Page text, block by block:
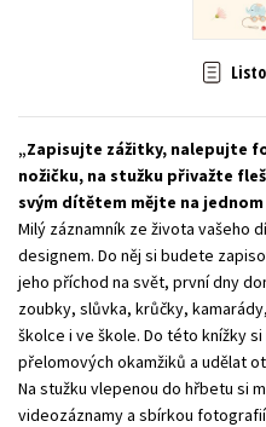
Technické vedy
Výchova a pedagogika
Zdravie
Zapisujte zážitky, nalepujte
nožičku, na stužku přivažte
svým dítětem mějte na
Milý záznamník ze života vašeho
designem. Do něj si budete
jeho příchod na svět, první dny
zoubky, slůvka, krůčky,
školce i ve škole. Do této knížky
přelomových okamžiků a udělat
Na stužku vlepenou do hřbetu si
videozáznamy a sbírkou